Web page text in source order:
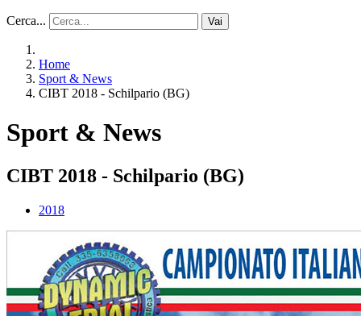
Cerca... Vai
Home
Sport & News
CIBT 2018 - Schilpario (BG)
Sport & News
CIBT 2018 - Schilpario (BG)
2018